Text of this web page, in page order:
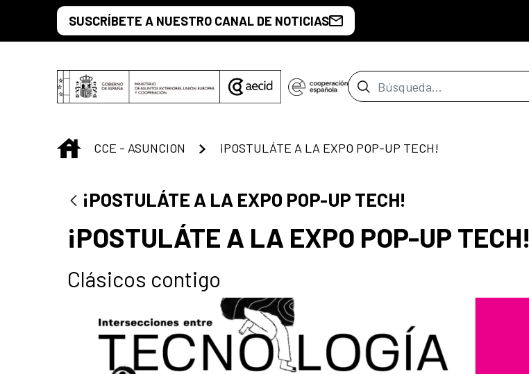
Saltar al contenido principal
SUSCRÍBETE A NUESTRO CANAL DE NOTICIAS
Barra de búsqueda
INICIO
CCE - ASUNCION ¡POSTULÁTE A LA EXPO POP-UP TECH!
¡POSTULÁTE A LA EXPO POP-UP TECH!
¡POSTULÁTE A LA EXPO POP-UP TECH!
Clásicos contigo